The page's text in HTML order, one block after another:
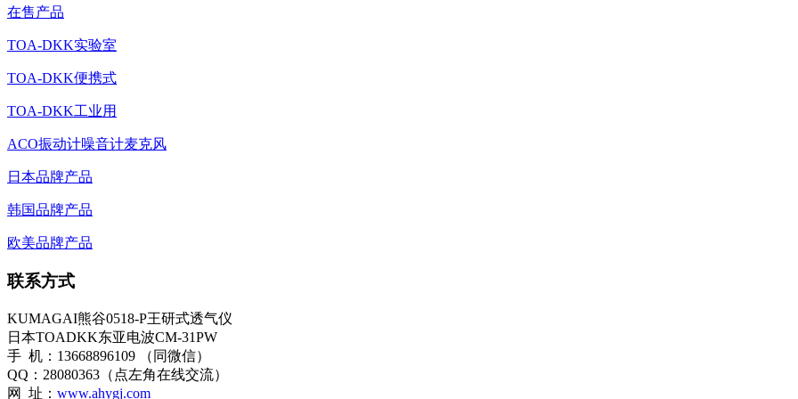
在售产品
TOA-DKK实验室
TOA-DKK便携式
TOA-DKK工业用
ACO振动计噪音计麦克风
日本品牌产品
韩国品牌产品
欧美品牌产品
联系方式
KUMAGAI熊谷0518-P王研式透气仪
日本TOADKK东亚电波CM-31PW
手 机：13668896109 （同微信）
QQ：28080363（点左角在线交流）
网 址： www.ahygj.com